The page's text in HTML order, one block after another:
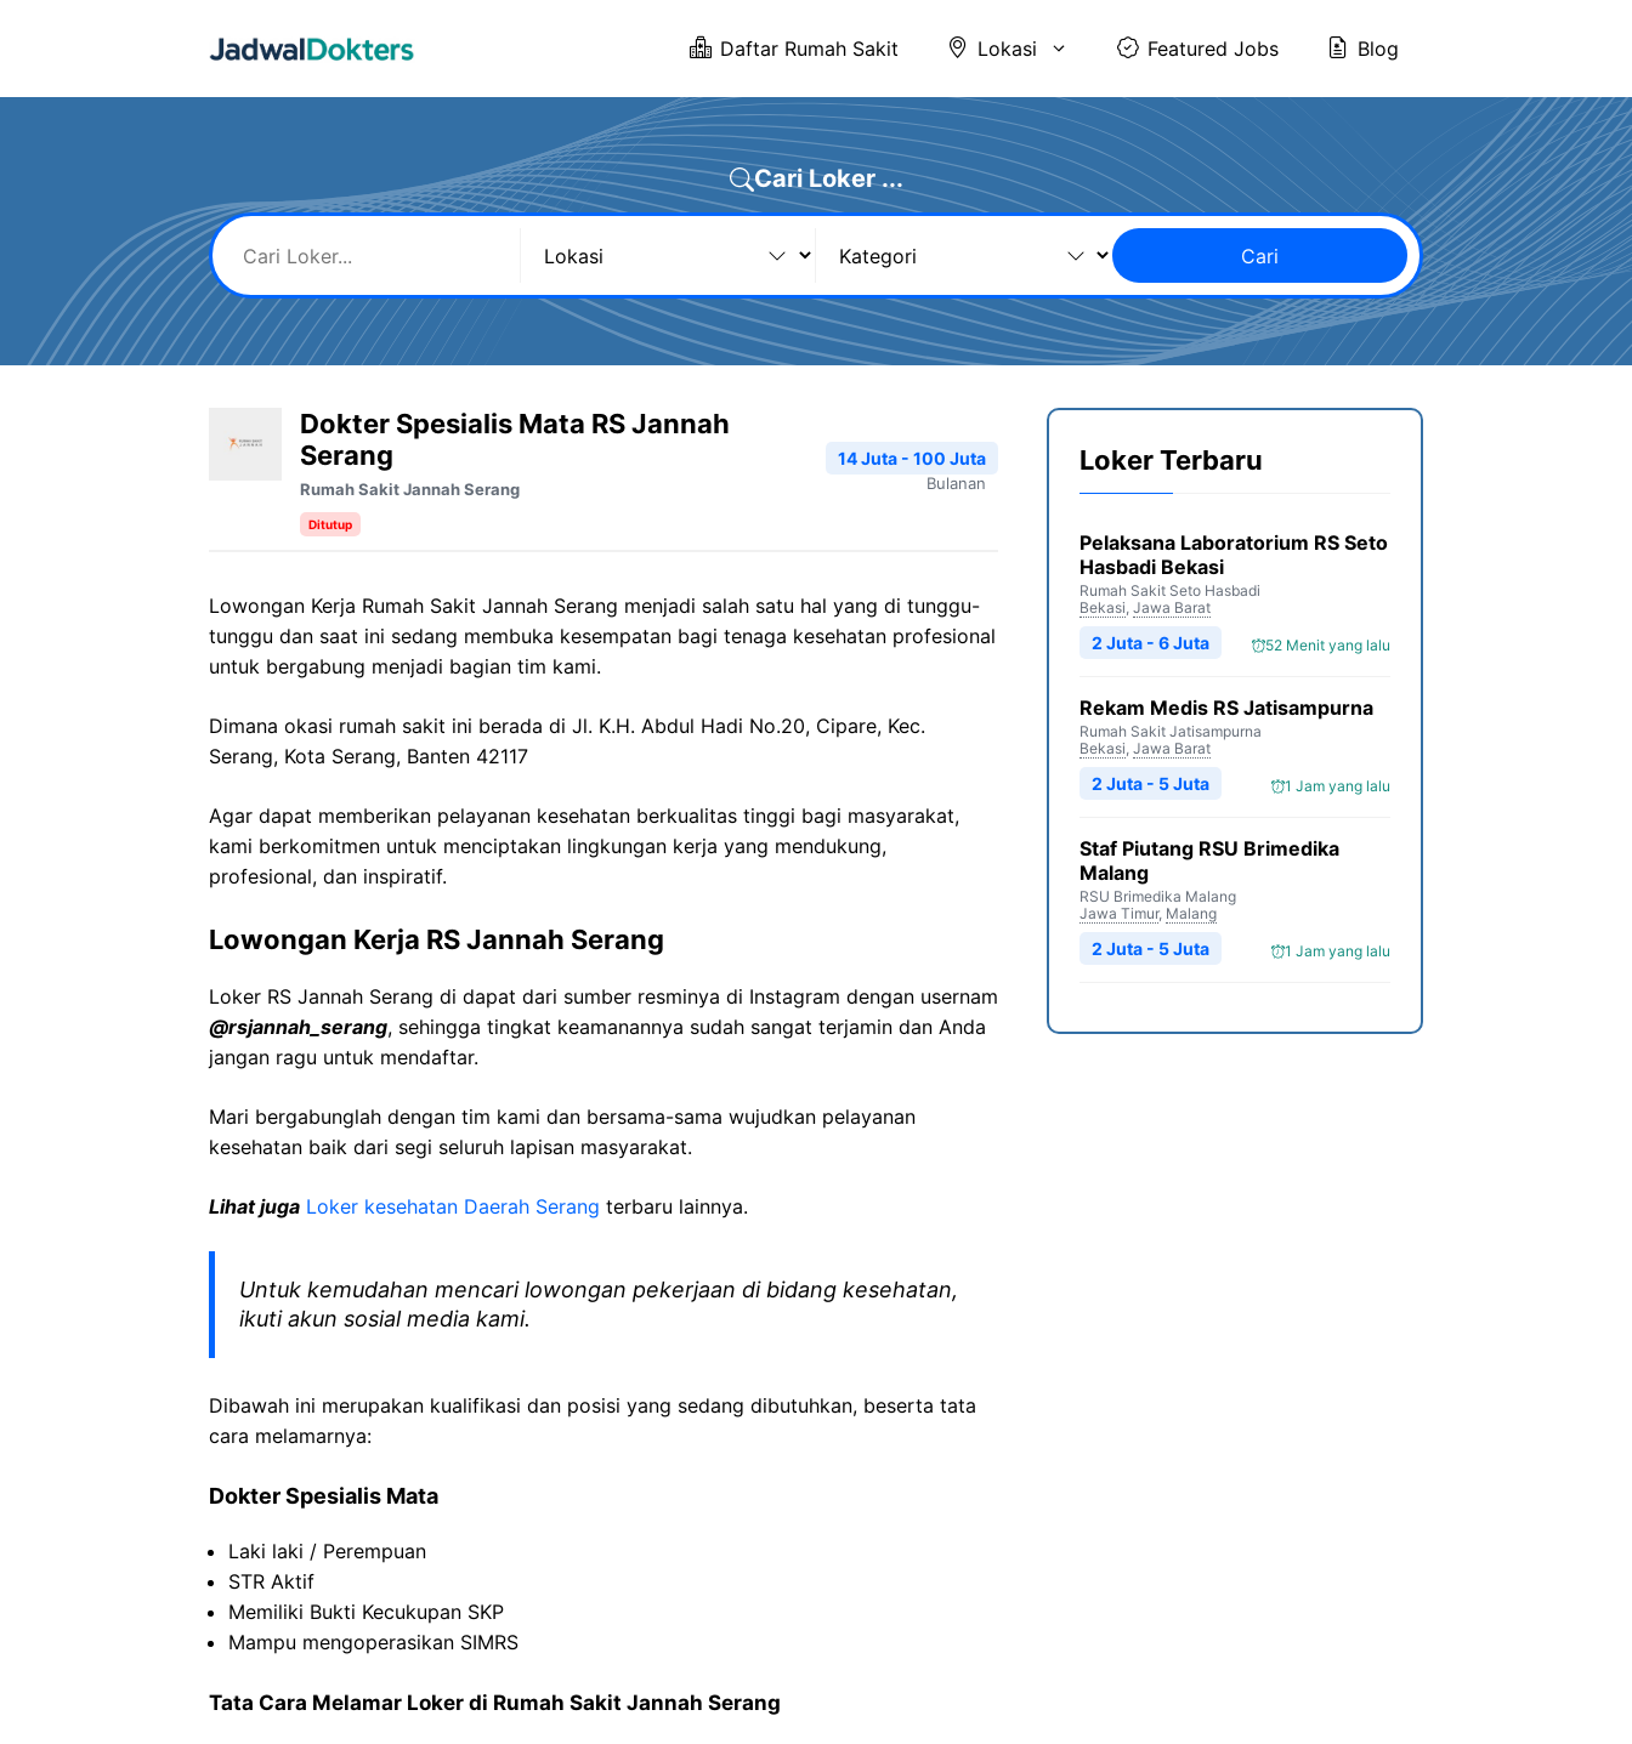
Daftar Rumah Sakit Lokasi Featured Jobs Blog
Cari Loker ...
Cari
Dokter Spesialis Mata RS Jannah
Serang
Rumah Sakit Jannah Serang
Ditutup
14 Juta - 100 Juta
Bulanan
Lowongan Kerja Rumah Sakit Jannah Serang menjadi salah satu hal yang di tunggu-
tunggu dan saat ini sedang membuka kesempatan bagi tenaga kesehatan profesional
untuk bergabung menjadi bagian tim kami.
Dimana okasi rumah sakit ini berada di Jl. K.H. Abdul Hadi No.20, Cipare, Kec.
Serang, Kota Serang, Banten 42117
Agar dapat memberikan pelayanan kesehatan berkualitas tinggi bagi masyarakat,
kami berkomitmen untuk menciptakan lingkungan kerja yang mendukung,
profesional, dan inspiratif.
Lowongan Kerja RS Jannah Serang
Loker RS Jannah Serang di dapat dari sumber resminya di Instagram dengan usernam
@rsjannah_serang, sehingga tingkat keamanannya sudah sangat terjamin dan Anda
jangan ragu untuk mendaftar.
Mari bergabunglah dengan tim kami dan bersama-sama wujudkan pelayanan
kesehatan baik dari segi seluruh lapisan masyarakat.
Lihat juga Loker kesehatan Daerah Serang terbaru lainnya.
Untuk kemudahan mencari lowongan pekerjaan di bidang kesehatan,
ikuti akun sosial media kami.
Dibawah ini merupakan kualifikasi dan posisi yang sedang dibutuhkan, beserta tata
cara melamarnya:
Dokter Spesialis Mata
Laki laki / Perempuan
STR Aktif
Memiliki Bukti Kecukupan SKP
Mampu mengoperasikan SIMRS
Tata Cara Melamar Loker di Rumah Sakit Jannah Serang
Loker Terbaru
Pelaksana Laboratorium RS Seto
Hasbadi Bekasi
Rumah Sakit Seto Hasbadi
Bekasi, Jawa Barat
52 Menit yang lalu
2 Juta - 6 Juta
Rekam Medis RS Jatisampurna
Rumah Sakit Jatisampurna
Bekasi, Jawa Barat
1 Jam yang lalu
2 Juta - 5 Juta
Staf Piutang RSU Brimedika
Malang
RSU Brimedika Malang
Jawa Timur, Malang
1 Jam yang lalu
2 Juta - 5 Juta